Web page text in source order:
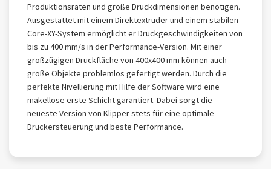
Produktionsraten und große Druckdimensionen benötigen.
Ausgestattet mit einem Direktextruder und einem stabilen
Core-XY-System ermöglicht er Druckgeschwindigkeiten von
bis zu 400 mm/s in der Performance-Version. Mit einer
großzügigen Druckfläche von 400x400 mm können auch
große Objekte problemlos gefertigt werden. Durch die
perfekte Nivellierung mit Hilfe der Software wird eine
makellose erste Schicht garantiert. Dabei sorgt die
neueste Version von Klipper stets für eine optimale
Druckersteuerung und beste Performance.